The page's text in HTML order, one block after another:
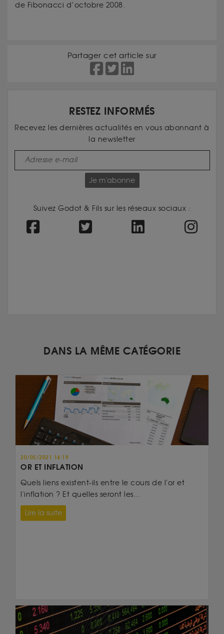
de Fibonacci d’octobre 2008.
Partager cet article sur
RESTEZ INFORMÉS
Recevez les dernières actualités en vous abonnant à
la newsletter
Je m'abonne
Suivez Godot & Fils sur les réseaux sociaux :
DANS LA MÊME CATÉGORIE
20/05/2021 14:19
OR ET INFLATION
Quels liens existent-ils entre le cours de l'or et
l'inflation ? Et quelles seront les...
Lire la suite